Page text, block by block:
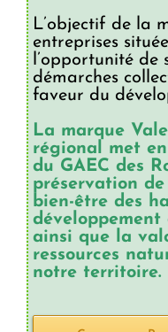
L’objectif de la
entreprises
l’opportunité de
démarches
faveur du
La marque
régional met
du GAEC des
préservation de
bien-être des
développement
ainsi que la
ressources
notre territoire.